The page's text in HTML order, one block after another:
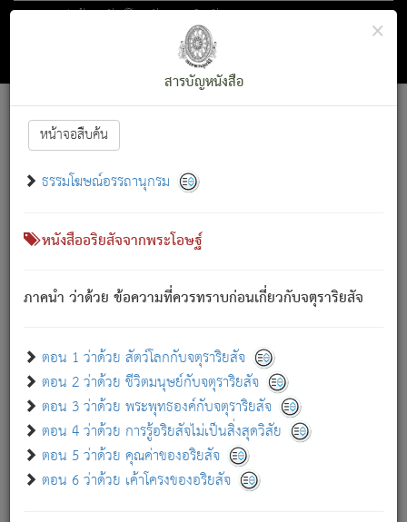
ตอน 1 ว่าด้วย สัตว์โลกกับจตุราริยสัจ
สารบัญ×
สารบัญหนังสือ
หน้าจอสืบค้น
ธรรมโฆษณ์อรรถานุกรม
หนังสืออริยสัจจากพระโอษฐ์
ภาคนำ ว่าด้วย ข้อความที่ควรทราบก่อนเกี่ยวกับจตุราริยสัจ
ตอน 1 ว่าด้วย สัตว์โลกกับจตุราริยสัจ
ตอน 2 ว่าด้วย ชีวิตมนุษย์กับจตุราริยสัจ
ตอน 3 ว่าด้วย พระพุทธองค์กับจตุราริยสัจ
ตอน 4 ว่าด้วย การรู้อริยสัจไม่เป็นสิ่งสุดวิสัย
ตอน 5 ว่าด้วย คุณค่าของอริยสัจ
ตอน 6 ว่าด้วย เค้าโครงของอริยสัจ
Font :15 ]||
สัตว์โลกนี้ เกิดความเดือดร้อนแล้ว มีผัสสะบังหน้า
เขาสำคัญสิ่งใด โดยความเป็นประการใด แต่สิ่งนั้นย่อมเป็น
(ตามที่เป็นจริง) โดยประการอื่นจากที่เขาสำคัญนั้น
สัตว์โลกติดข้องอยู่ในภพ ถูกภพบังหน้าแล้ว มีภพโดยความ
เป็นอย่างอื่น (จากที่มันเป็นอยู่จริง) จึงได้เพลิดเพลินยิ่งนักในภพ
เขาเพลิดเพลินยิ่งนักในสิ่งใด สิ่งนั้นเป็นภัย (ที่เขาไม่รู้จัก)
เขากลัวต่อสิ่งใดสิ่งนั้นเป็นทุกข์
พรหมจรรย์นี้ อันบุคคลย่อมประพฤติ ก็เพื่อการละขาดซึ่ง
ภพ.
สมณะหรือพราหมณ์เหล่าใด กล่าวความหลุดพ้นจากภพว่า
มีได้เพราะภพ เรากล่าวว่า สมณะหรือพราหมณ์ทั้งปวงนั้น
มิใช่ผู้หลดพ้นจากภพ.